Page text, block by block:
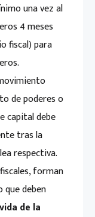
una vez al
4 meses
fiscal) para
de poderes o
capital debe
tras la
respectiva.
forman
deben
de la